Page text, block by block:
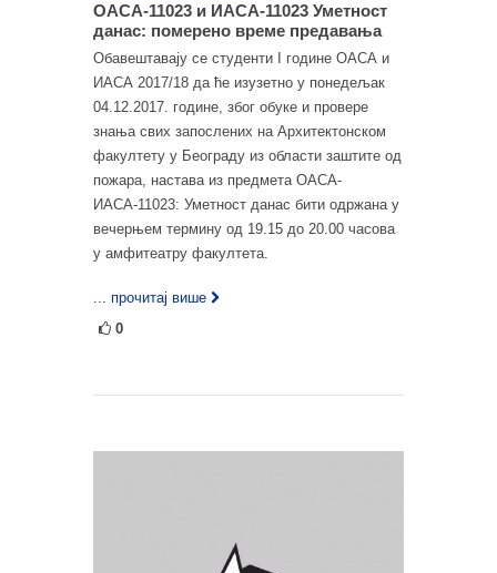
ОАСА-11023 и ИАСА-11023 Уметност
данас: померено време предавања
Обавештавају се студенти I године ОАСА и
ИАСА 2017/18 да ће изузетно у понедељак
04.12.2017. године, због обуке и провере
знања свих запослених на Архитектонском
факултету у Београду из области заштите од
пожара, настава из предмета ОАСА-
ИАСА-11023: Уметност данас бити одржана у
вечерњем термину од 19.15 до 20.00 часова
у амфитеатру факултета.
... прочитај више
0